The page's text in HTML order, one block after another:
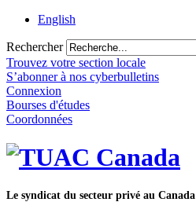
English
Rechercher
Trouvez votre section locale
S’abonner à nos cyberbulletins
Connexion
Bourses d'études
Coordonnées
Le syndicat du secteur privé au Canada